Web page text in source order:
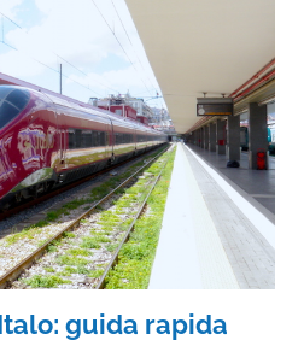
guida rapida